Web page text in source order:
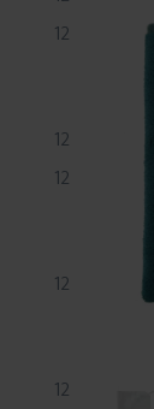
12
produkty
12
produkty
12
produkty
12
produkty
12
produkty